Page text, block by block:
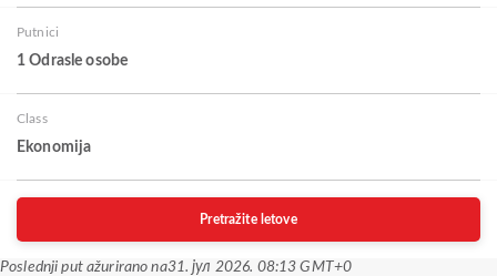
Putnici
1 Odrasle osobe
Class
Ekonomija
Pretražite letove
Poslednji put ažurirano na31. јул 2026. 08:13 GMT+0